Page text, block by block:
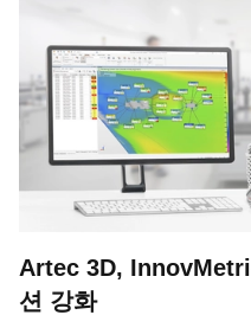
Artec 3D,
션 강화